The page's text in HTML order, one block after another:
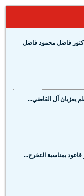
فاضل محمود فاضل
يعزيان آل القاضي...
قاعود بمناسبة التخرج...